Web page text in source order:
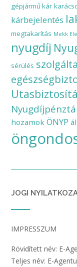
gépjármű kár
kárbejelentés
megtakarítás Mekk
nyugdíj
sérülés
hozamok ÖNYP
JOGI
IMPRESSZUM
Rövidített név: E-
Teljes név: E-